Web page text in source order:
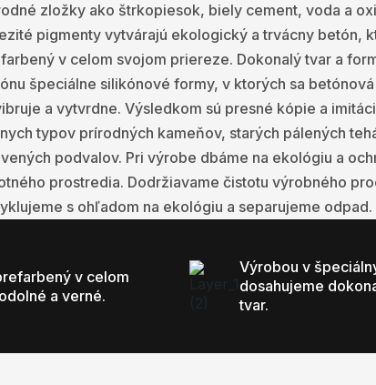
zložky ako štrkopiesok, biely cement, voda a
pigmenty vytvárajú ekologický a trvácny betón,
v celom svojom priereze. Dokonalý tvar a
špeciálne silikónové formy, v ktorých sa
a vytvrdne. Výsledkom sú presné kópie a
typov prírodných kameňov, starých pálených
podvalov. Pri výrobe dbáme na ekológiu a
prostredia. Dodržiavame čistotu výrobného
s ohľadom na ekológiu a separujeme odpad.
v celom
a verné.
Výrobou v
dosahujeme
tvar.